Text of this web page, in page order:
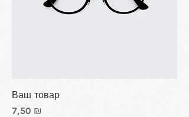
Ваш товар
Цена
7,50 ₪